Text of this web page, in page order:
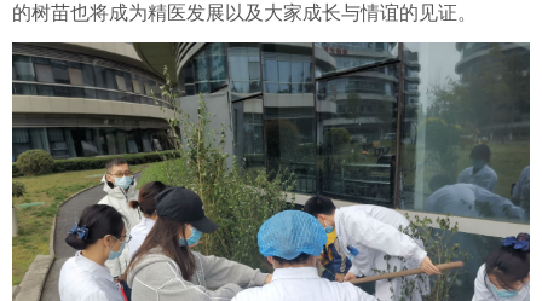
的树苗也将成为精医发展以及大家成长与情谊的见证。